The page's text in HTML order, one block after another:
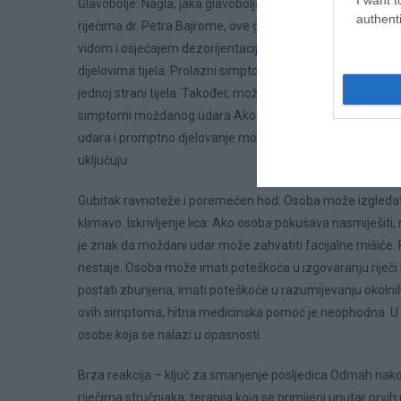
Glavobolje: Nagla, jaka glavobolja koja se pojavljuje bez
riječima dr. Petra Bajrome, ove glavobolje često dolaze
vidom i osjećajem dezorijentacije. Važno je napomenuti
dijelovima tijela. Prolazni simptomi: TIA može uključivati
jednoj strani tijela. Također, može doći do problema s
simptomi moždanog udara Ako se već pojave ozbiljni
udara i promptno djelovanje može značajno smanjiti
uključuju:
Gubitak ravnoteže i poremećen hod: Osoba može
klimavo. Iskrivljenje lica: Ako osoba pokušava
je znak da moždani udar može zahvatiti facijalne
nestaje. Osoba može imati poteškoća u izgovaranju
postati zbunjena, imati poteškoće u razumijevanju
ovih simptoma, hitna medicinska pomoć je neophodna.
osobe koja se nalazi u opasnosti.
Brza reakcija – ključ za smanjenje posljedica Odmah
riječima stručnjaka, terapija koja se primijeni unutar